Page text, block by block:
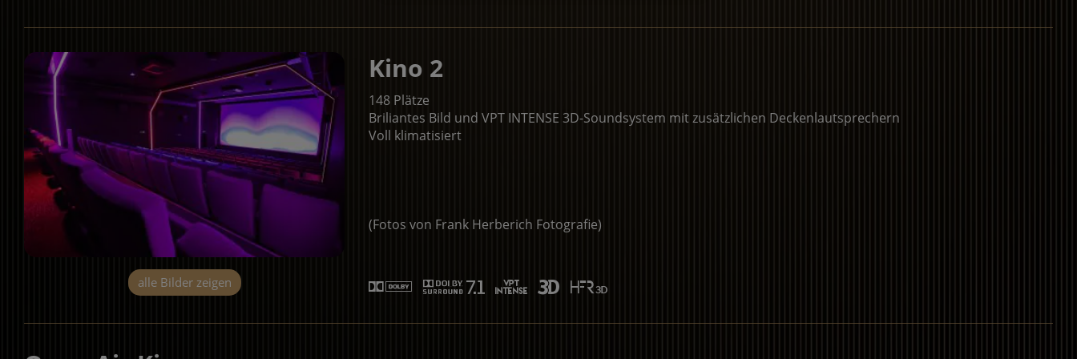
alle Bilder zeigen
Kino 2
148 Plätze
Briliantes Bild und VPT INTENSE 3D-Soundsystem mit zusätzlichen Deckenlautsprechern
Voll klimatisiert
(Fotos von Frank Herberich Fotografie)